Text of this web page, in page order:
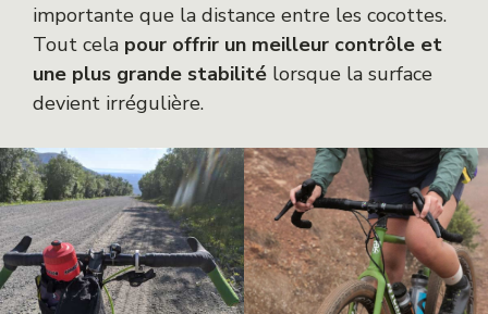
importante que la distance entre les cocottes.
Tout cela pour offrir un meilleur contrôle et
une plus grande stabilité lorsque la surface
devient irrégulière.